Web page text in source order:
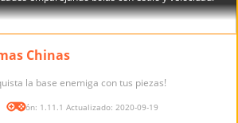
Chinas
la base enemiga con tus piezas!
Versión: 1.11.1 Actualizado: 2020-09-19